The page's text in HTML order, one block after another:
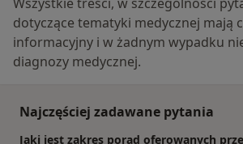
Wszystkie treści, w szczególności
dotyczące tematyki medycznej mają
informacyjny i w żadnym wypadku
diagnozy medycznej.
Najczęściej zadawane pytania
Jaki jest zakres porad oferowanych